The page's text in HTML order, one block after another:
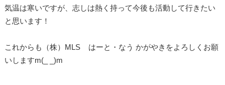
気温は寒いですが、志しは熱く持って今後も活動して行きたい
と思います！
これからも（株）MLS はーと・なう かがやきをよろしくお願
いしますm(_ _)m